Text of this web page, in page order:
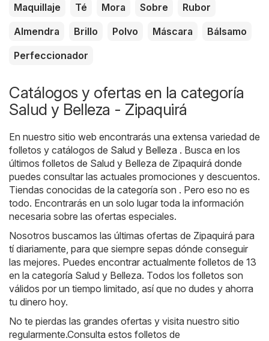
Maquillaje Té Mora Sobre
Rubor
Almendra
Brillo Polvo Máscara
Bálsamo
Perfeccionador
Catálogos y ofertas en la categoría
Salud y Belleza - Zipaquirá
En nuestro sitio web encontrarás una extensa variedad de
folletos y catálogos de Salud y Belleza . Busca en los
últimos folletos de Salud y Belleza de Zipaquirá donde
puedes consultar las actuales promociones y descuentos.
Tiendas conocidas de la categoría son . Pero eso no es
todo. Encontrarás en un solo lugar toda la información
necesaria sobre las ofertas especiales.
Nosotros buscamos las últimas ofertas de Zipaquirá para
tí diariamente, para que siempre sepas dónde conseguir
las mejores. Puedes encontrar actualmente folletos de 13
en la categoría Salud y Belleza. Todos los folletos son
válidos por un tiempo limitado, así que no dudes y ahorra
tu dinero hoy.
No te pierdas las grandes ofertas y visita nuestro sitio
regularmente.Consulta estos folletos de